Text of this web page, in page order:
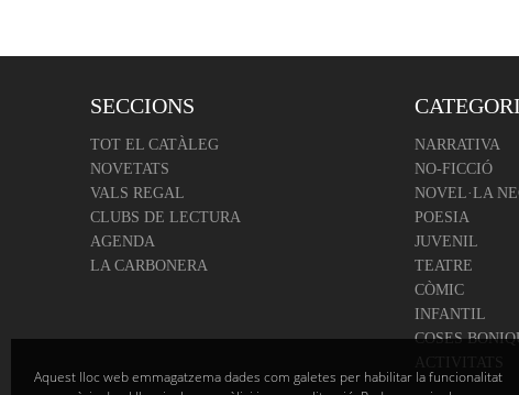
SECCIONS
TOT EL CATÀLEG
NOVETATS
VALS REGAL
CLUBS DE LECTURA
AGENDA
LA CARBONERA
NARRATIVA
NO-FICCIÓ
NOVEL·LA
POESIA
JUVENIL
TEATRE
CÒMIC
INFANTIL
COSES
Aquest lloc web emmagatzema dades com galetes per habilitar la funcionalitat